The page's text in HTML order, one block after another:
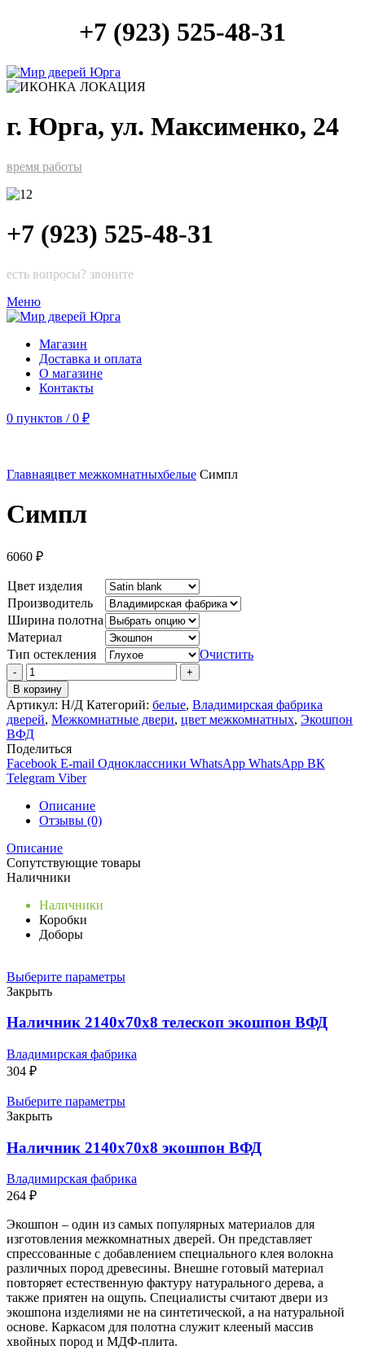
+7 (923) 525-48-31
г. Юрга, ул. Максименко, 24
время работы
+7 (923) 525-48-31
есть вопросы? звоните
Меню
Магазин
Доставка и оплата
О магазине
Контакты
0 пунктов / 0 ₽
Главнаяцвет межкомнатныхбелые Симпл
Симпл
6060 ₽
Цвет изделия
Производитель
Ширина полотна
Материал
Тип остекления
Очистить
Количество
товара
Симпл
В корзину
Артикул: Н/Д Категорий: белые, Владимирская фабрика
дверей, Межкомнатные двери, цвет межкомнатных, Экошпон
ВФД
Поделиться
Facebook E-mail Одноклассники WhatsApp WhatsApp ВК
Telegram Viber
Описание
Отзывы (0)
Описание
Сопутствующие товары
Наличники
Наличники
Коробки
Доборы
Выберите параметры
Закрыть
Наличник 2140x70x8 телескоп экошпон ВФД
Владимирская фабрика
304 ₽
Выберите параметры
Закрыть
Наличник 2140x70x8 экошпон ВФД
Владимирская фабрика
264 ₽
Экошпон – один из самых популярных материалов для
изготовления межкомнатных дверей. Он представляет
спрессованные с добавлением специального клея волокна
различных пород древесины. Внешне готовый материал
повторяет естественную фактуру натурального дерева, а
также приятен на ощупь. Специалисты считают двери из
экошпона изделиями не на синтетической, а на натуральной
основе. Каркасом для полотна служит клееный массив
хвойных пород и МДФ-плита.